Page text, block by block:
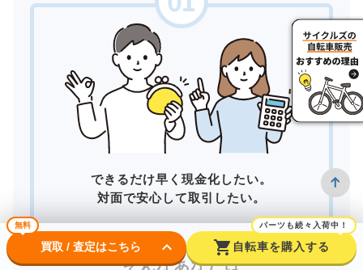
できるだけ早く現金化したい。
対面で安心して取引したい。
そんなあなたは
無料
買取 / 査定はこちら keyboard_arrow_down shopping_cart
パーツも続々入荷中！
自転車を購入する